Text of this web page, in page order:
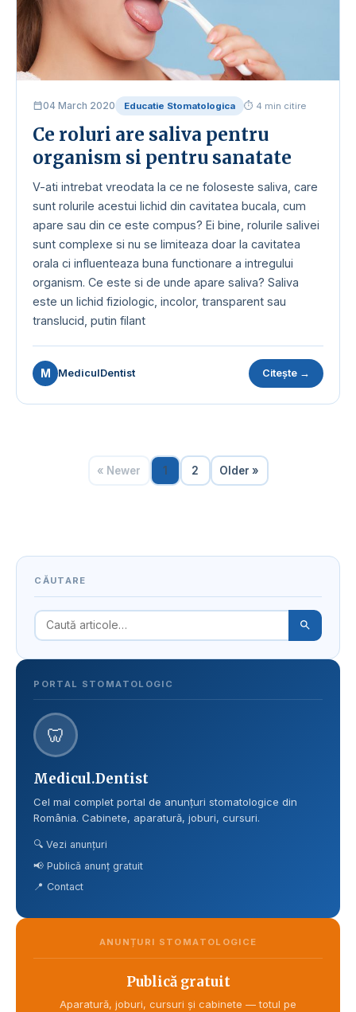
04 March 2020 Educatie Stomatologica ⏱ 4 min citire
Ce roluri are saliva pentru
organism si pentru sanatate
V-ati intrebat vreodata la ce ne foloseste saliva, care
sunt rolurile acestui lichid din cavitatea bucala, cum
apare sau din ce este compus? Ei bine, rolurile salivei
sunt complexe si nu se limiteaza doar la cavitatea
orala ci influenteaza buna functionare a intregului
organism. Ce este si de unde apare saliva? Saliva
este un lichid fiziologic, incolor, transparent sau
translucid, putin filant
M MediculDentist Citește →
« Newer 1 2 Older »
CĂUTARE
PORTAL STOMATOLOGIC
🦷
Medicul.Dentist
Cel mai complet portal de anunțuri stomatologice din
România. Cabinete, aparatură, joburi, cursuri.
🔍 Vezi anunțuri
📢 Publică anunț gratuit
📍 Contact
ANUNȚURI STOMATOLOGICE
Publică gratuit
Aparatură, joburi, cursuri și cabinete — totul pe